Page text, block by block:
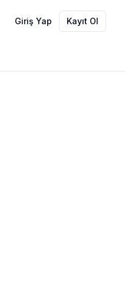
Giriş Yap Kayıt Ol